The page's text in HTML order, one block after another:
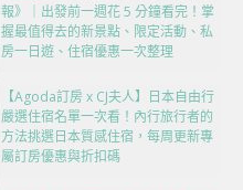
報》｜出發前一週花 5 分鐘看完！掌
握最值得去的新景點、限定活動、私
房一日遊、住宿優惠一次整理
【Agoda訂房 x CJ夫人】日本自由行
嚴選住宿名單一次看！內行旅行者的
方法挑選日本質感住宿，每周更新專
屬訂房優惠與折扣碼